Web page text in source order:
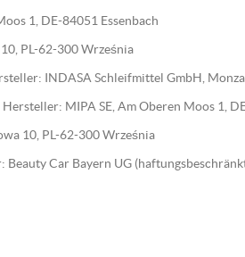
1, DE-84051 Essenbach
PL-62-300 Września
INDASA Schleifmittel GmbH,
MIPA SE, Am Oberen Moos 1,
10, PL-62-300 Września
Car Bayern UG